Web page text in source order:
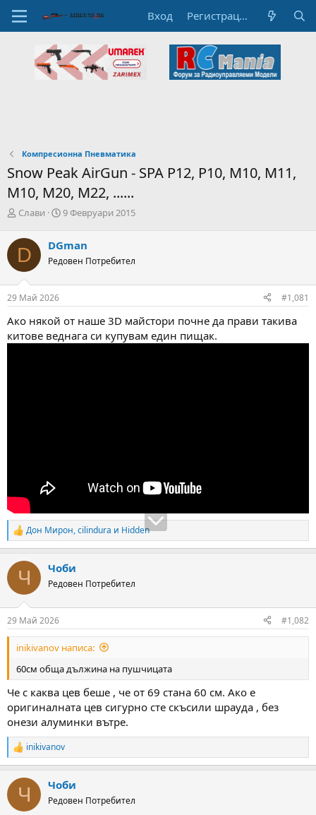
Вход Регистрация
Компресионна Пневматика
Snow Peak AirGun - SPA P12, P10, M10, M11,
M10, M20, M22, ......
А
т
о
р
н
а
т
м
а
Слави
Н
а
л
а
т
а
9 Февруари 2015
D DGman
Редовен Потребител
29 Май 2026 #1,081
Ако някой от наше 3D майстори почне да прави такива
китове веднага си купувам един пищак.
R
e
c
i
s
:
Дон Мирон,cilindura и Hidden
Ч Чоби
Редовен Потребител
29 Май 2026 #1,082
inikivanov написа:
60см обща дължина на пушчицата
Че с каква цев беше , че от 69 стана 60 см. Ако е
оригиналната цев сигурно сте скъсили шрауда , без
онези алуминки вътре.
R
e
c
i
inikivanov
Ч Чоби
Редовен Потребител